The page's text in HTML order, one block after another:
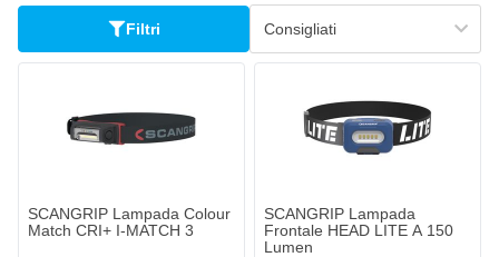
Filtri
SCANGRIP Lampada Colour
Match CRI+ I-MATCH 3
SCANGRIP Lampada
Frontale HEAD LITE A 150
Lumen